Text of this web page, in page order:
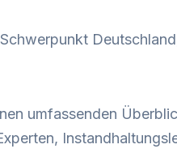
umfassenden